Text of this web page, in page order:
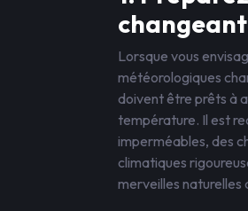
Lorsque vous
météorologiques
doivent être prêts à
température. Il est
imperméables, des
climatiques
merveilles naturelles